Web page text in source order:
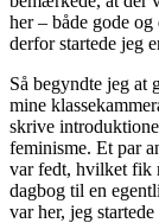
her – både gode
derfor startede jeg
Så begyndte jeg at
mine
skrive
feminisme. Et par
var fedt, hvilket fik
dagbog til en
var her, jeg